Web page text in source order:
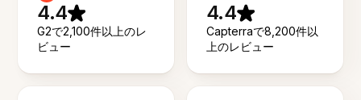
4.4
G2で2,100件以上のレ
ビュー
4.4
Capterraで8,200件以
上のレビュー